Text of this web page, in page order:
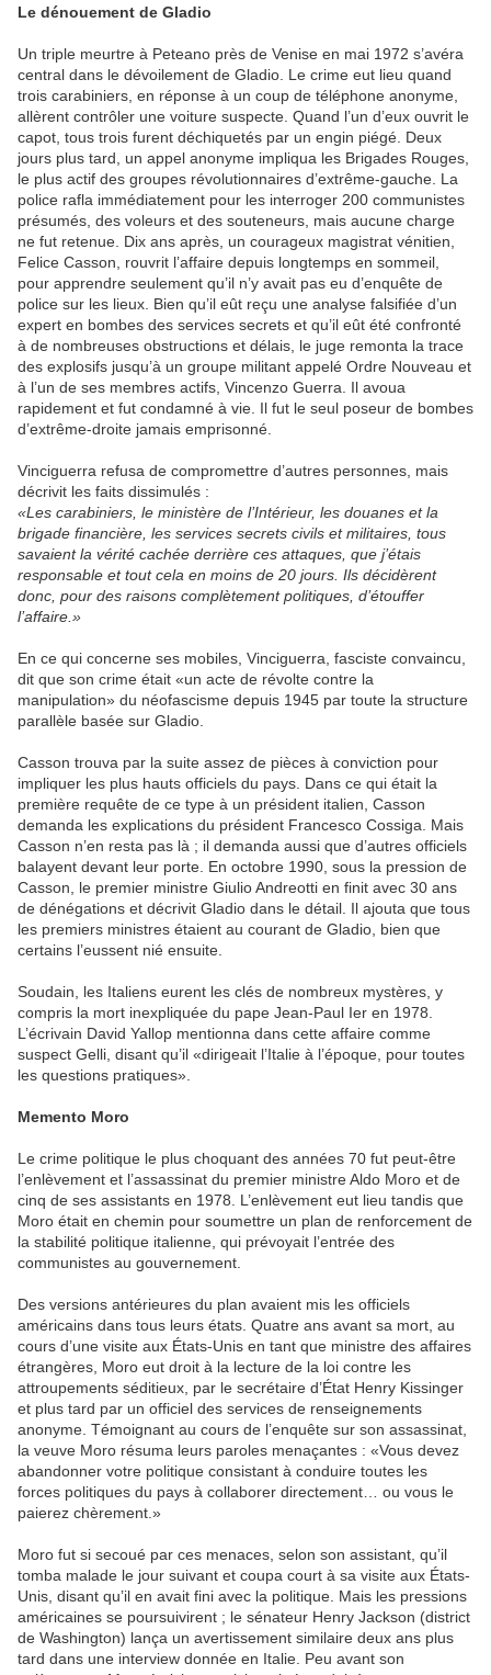
Le dénouement de Gladio
Un triple meurtre à Peteano près de Venise en mai 1972 s’avéra
central dans le dévoilement de Gladio . Le crime eut lieu quand
trois carabiniers, en réponse à un coup de téléphone anonyme,
allèrent contrôler une voiture suspecte. Quand l’un d’eux ouvrit le
capot, tous trois furent déchiquetés par un engin piégé. Deux
jours plus tard, un appel anonyme impliqua les Brigades Rouges,
le plus actif des groupes révolutionnaires d’extrême-gauche . La
police rafla immédiatement pour les interroger 200 communistes
présumés, des voleurs et des souteneurs, mais aucune charge
ne fut retenue. Dix ans après, un courageux magistrat vénitien,
Felice Casson, rouvrit l’affaire depuis longtemps en sommeil,
pour apprendre seulement qu’il n’y avait pas eu d’enquête de
police sur les lieux. Bien qu’il eût reçu une analyse falsifiée d’un
expert en bombes des services secrets et qu’il eût été confronté
à de nombreuses obstructions et délais, le juge remonta la trace
des explosifs jusqu’à un groupe militant appelé Ordre Nouveau et
à l’un de ses membres actifs, Vincenzo Guerra . Il avoua
rapidement et fut condamné à vie. Il fut le seul poseur de bombes
d’extrême-droite jamais emprisonné.
Vinciguerra refusa de compromettre d’autres personnes, mais
décrivit les faits dissimulés :
«Les carabiniers, le ministère de l’Intérieur, les douanes et la
brigade financière, les services secrets civils et militaires, tous
savaient la vérité cachée derrière ces attaques, que j’étais
responsable et tout cela en moins de 20 jours. Ils décidèrent
donc, pour des raisons complètement politiques, d’étouffer
l’affaire.»
En ce qui concerne ses mobiles, Vinciguerra , fasciste convaincu,
dit que son crime était «un acte de révolte contre la
manipulation» du néofascisme depuis 1945 par toute la structure
parallèle basée sur Gladio
Casson trouva par la suite assez de pièces à conviction pour
impliquer les plus hauts officiels du pays. Dans ce qui était la
première requête de ce type à un président italien, Casson
demanda les explications du président Francesco Cossiga . Mais
Casson n’en resta pas là ; il demanda aussi que d’autres officiels
balayent devant leur porte. En octobre 1990, sous la pression de
Casson, le premier ministre GiulioAndreotti en finit avec 30 ans
de dénégations et décrivit Gladio dans le détail. Il ajouta que tous
les premiers ministres étaient au courant de Gladio , bien que
certains l’eussent nié ensuite.
Soudain, les Italiens eurent les clés de nombreux mystères, y
compris la mort inexpliquée du pape Jean-Paul Ier en 1978.
L’écrivain David Yallop mentionna dans cette affaire comme
suspect Gelli , disant qu’il «dirigeait l’Italie à l’époque, pour toutes
les questions pratiques».
Memento Moro
Le crime politique le plus choquant des années 70 fut peut-être
l’enlèvement et l’assassinat du premier ministre Aldo Moro et de
cinq de ses assistants en 1978. L’enlèvement eut lieu tandis que
Moro était en chemin pour soumettre un plan de renforcement de
la stabilité politique italienne, qui prévoyait l’entrée des
communistes au gouvernement.
Des versions antérieures du plan avaient mis les officiels
américains dans tous leurs états. Quatre ans avant sa mort, au
cours d’une visite aux États-Unis en tant que ministre des affaires
étrangères, Moro eut droit à la lecture de la loi contre les
attroupements séditieux, par le secrétaire d’État Henry Kissinger
et plus tard par un officiel des services de renseignements
anonyme. Témoignant au cours de l’enquête sur son assassinat,
la veuve Moro résuma leurs paroles menaçantes : «Vous devez
abandonner votre politique consistant à conduire toutes les
forces politiques du pays à collaborer directement… ou vous le
paierez chèrement.»
Moro fut si secoué par ces menaces, selon son assistant, qu’il
tomba malade le jour suivant et coupa court à sa visite aux États-
Unis, disant qu’il en avait fini avec la politique. Mais les pressions
américaines se poursuivirent ; le sénateur Henry Jackson (district
de Washington) lança un avertissement similaire deux ans plus
tard dans une interview donnée en Italie. Peu avant son